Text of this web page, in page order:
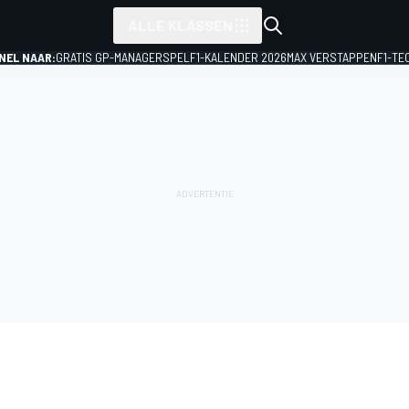
NAAR:GRATIS GP-MANAGERSPEL F1-KALENDER 2026MAX VERSTAPPENF1-